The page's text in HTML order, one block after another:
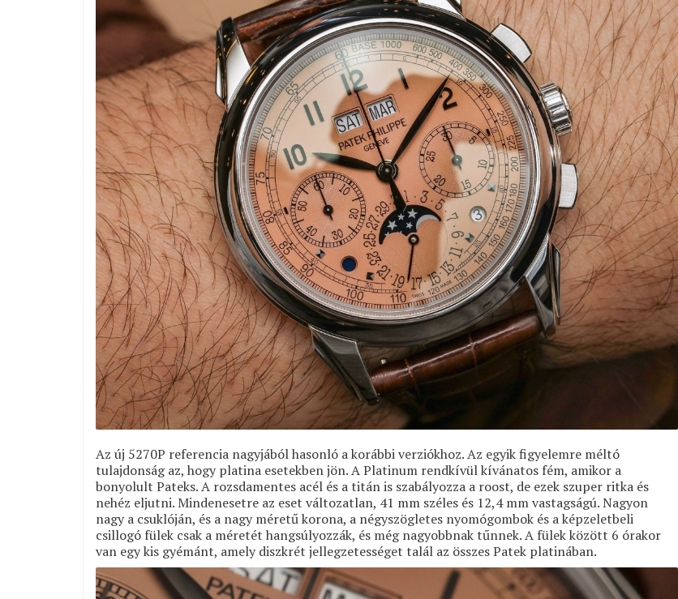
Az új 5270P referencia nagyjából hasonló a korábbi verziókhoz. Az egyik figyelemre méltó
tulajdonság az, hogy platina esetekben jön. A Platinum rendkívül kívánatos fém, amikor a
bonyolult Pateks. A rozsdamentes acél és a titán is szabályozza a roost, de ezek szuper ritka és
nehéz eljutni. Mindenesetre az eset változatlan, 41 mm széles és 12,4 mm vastagságú. Nagyon
nagy a csuklóján, és a nagy méretű korona, a négyszögletes nyomógombok és a képzeletbeli
csillogó fülek csak a méretét hangsúlyozzák, és még nagyobbnak tűnnek. A fülek között 6 órakor
van egy kis gyémánt, amely diszkrét jellegzetességet talál az összes Patek platinában.